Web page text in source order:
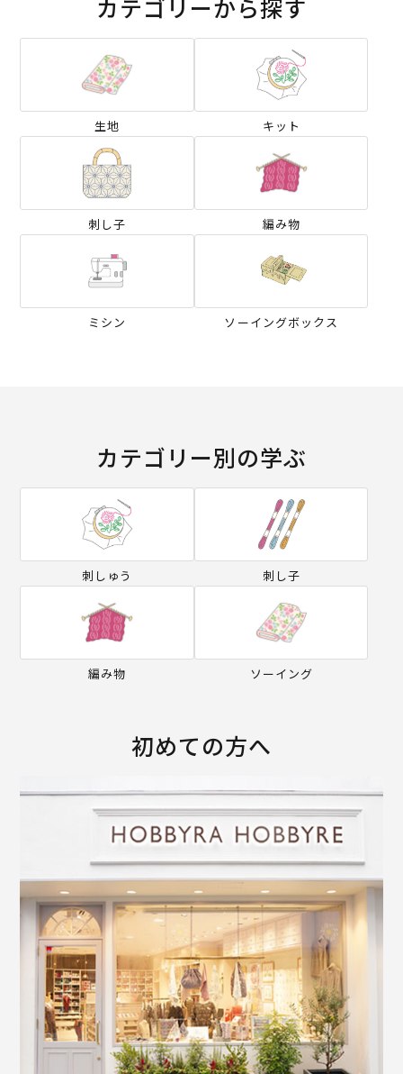
カテゴリーから探す
生地 キット
刺し子 編み物
ミシン ソーイングボックス
カテゴリー別の学ぶ
刺しゅう 刺し子
編み物 ソーイング
初めての方へ